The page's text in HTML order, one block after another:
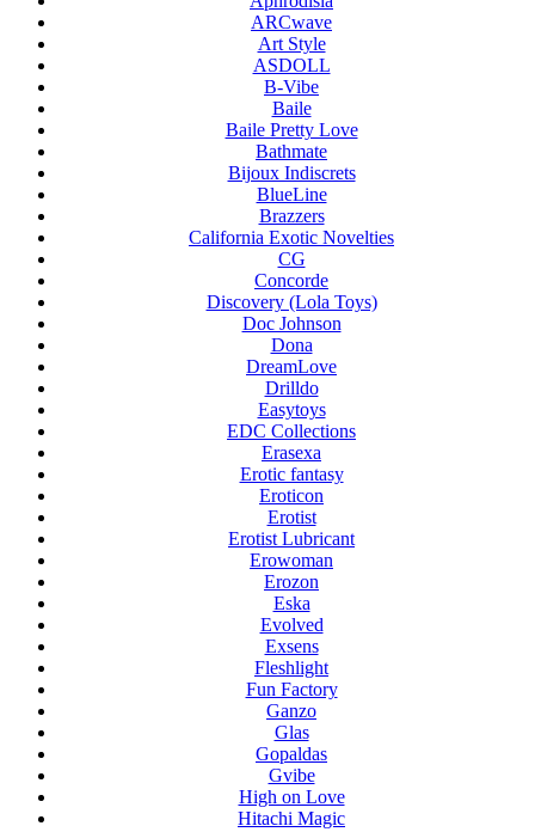
ARCwave
Art Style
ASDOLL
B-Vibe
Baile
Baile Pretty Love
Bathmate
Bijoux Indiscrets
BlueLine
Brazzers
California Exotic Novelties
CG
Concorde
Discovery (Lola Toys)
Doc Johnson
Dona
DreamLove
Drilldo
Easytoys
EDC Collections
Erasexa
Erotic fantasy
Eroticon
Erotist
Erotist Lubricant
Erowoman
Erozon
Eska
Evolved
Exsens
Fleshlight
Fun Factory
Ganzo
Glas
Gopaldas
Gvibe
High on Love
Hitachi Magic